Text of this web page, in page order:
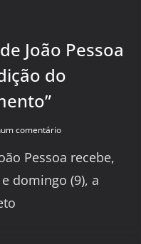
João Pessoa
do
comentário
Pessoa recebe,
domingo (9), a